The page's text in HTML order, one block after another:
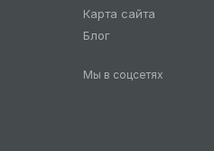
Карта сайта
Блог
Мы в соцсетях